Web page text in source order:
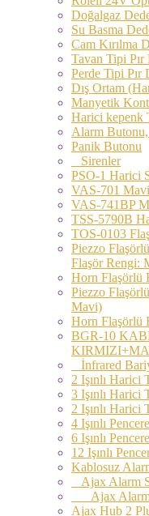
Doğalgaz
Su Basma
Cam Kırılma
Tavan Tipi Pır
Perde Tipi Pır
Dış Ortam
Manyetik
Harici kepenk
Alarm Butonu,
Panik Butonu
Sirenler
PSO-1 Harici
VAS-701
VAS-741BP
TSS-5790B
TOS-0103
Piezzo
Flaşör Rengi:
Horn Flaşörlü
Piezzo
Mavi)
Horn Flaşörlü
BGR-10
İnfrared
2 Işınlı Harici
3 Işınlı Harici
2 Işınlı Harici
4 Işınlı
6 Işınlı
12 Işınlı
Kablosuz
Ajax Alarm
Ajax Alarm
Ajax Hub 2